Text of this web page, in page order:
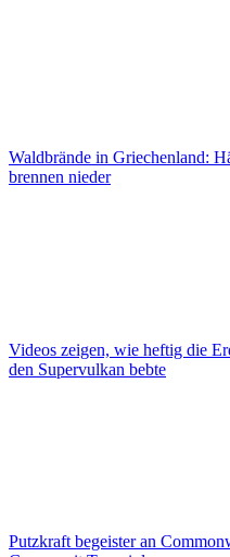
Waldbrände in Griechenland:
brennen nieder
Videos zeigen, wie heftig die
den Supervulkan bebte
Putzkraft begeister an